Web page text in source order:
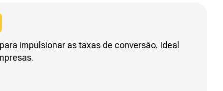
impulsionar as taxas de conversão. Ideal